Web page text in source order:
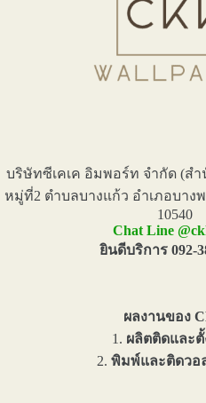
บริษัทซีเคเค อิมพอร์ท จำกัด (สำ
หมู่ที่2 ตำบลบางแก้ว อำเภอบาง
10540
Chat Line
ยินดีบริการ 092-
ผลงานของ
1. ผลิตติดและ
2.พิมพ์และติดวอ